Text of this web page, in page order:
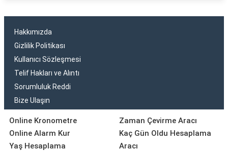
Hakkımızda
Gizlilik Politikası
Kullanıcı Sözleşmesi
Telif Hakları ve Alıntı
Sorumluluk Reddi
Bize Ulaşın
Online Kronometre
Online Alarm Kur
Yaş Hesaplama
Zaman Çevirme Aracı
Kaç Gün Oldu Hesaplama
Aracı